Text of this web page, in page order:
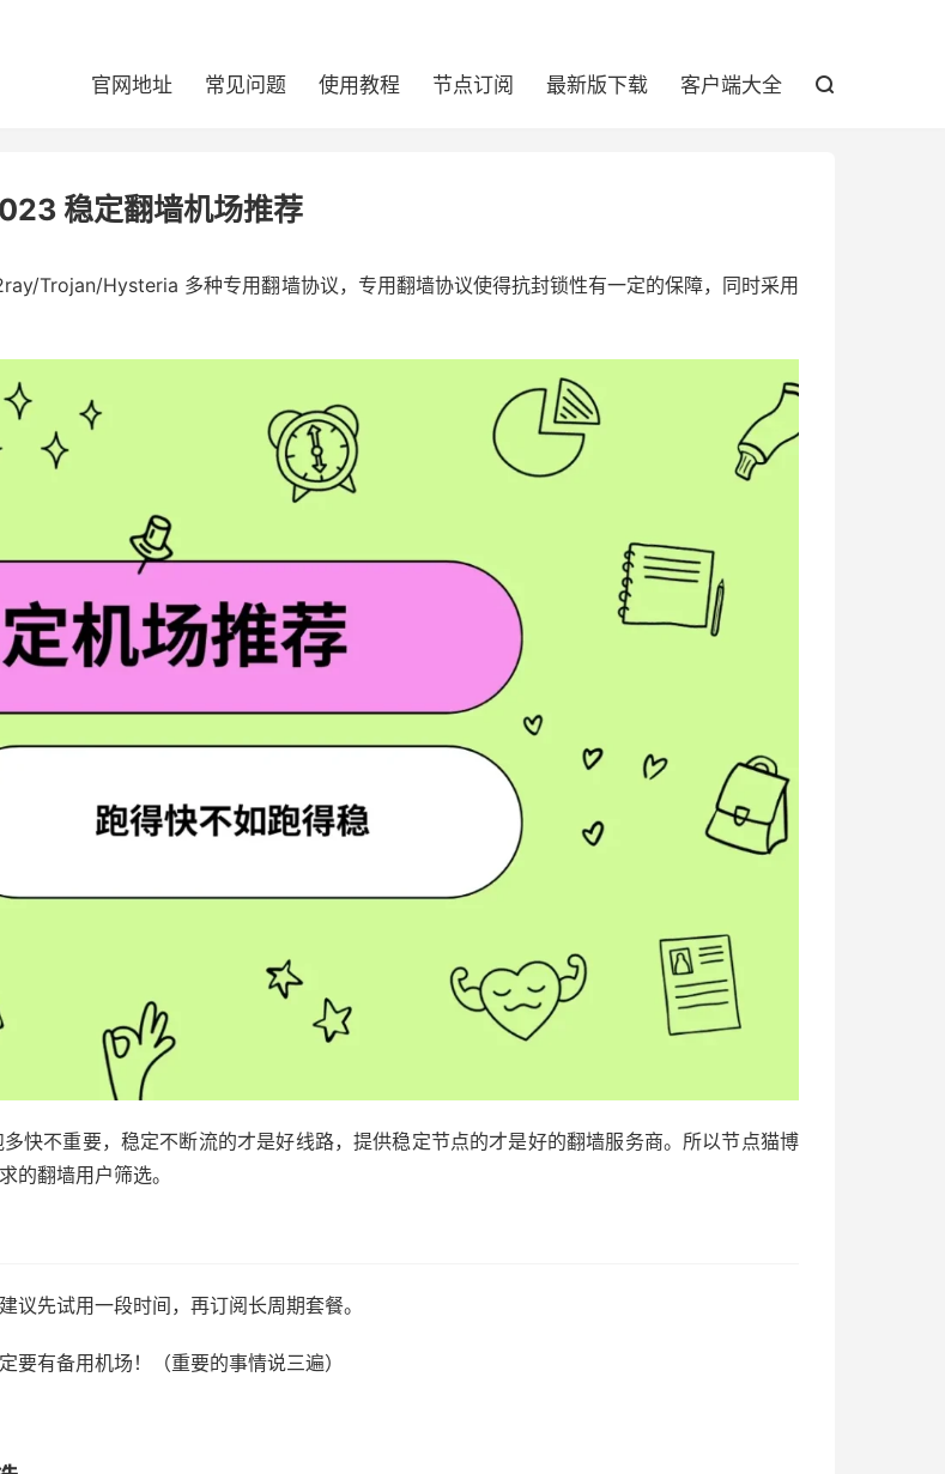
官网地址 常见问题 使用教程 节点订阅 最新版下载 客户端大全 
稳定翻墙机场推荐
Trojan/Hysteria 多种专用翻墙协议，专用翻墙协议使得抗封锁性有一定的保障，同时采用
快不重要，稳定不断流的才是好线路，提供稳定节点的才是好的翻墙服务商。所以节点猫博
的翻墙用户筛选。
先试用一段时间，再订阅长周期套餐。
有备用机场！（重要的事情说三遍）